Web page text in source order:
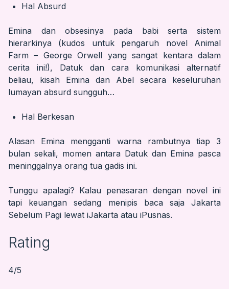
Hal Absurd
Emina dan obsesinya pada babi serta sistem
hierarkinya (kudos untuk pengaruh novel Animal
Farm – George Orwell yang sangat kentara dalam
cerita ini!), Datuk dan cara komunikasi alternatif
beliau, kisah Emina dan Abel secara keseluruhan
lumayan absurd sungguh…
Hal Berkesan
Alasan Emina mengganti warna rambutnya tiap 3
bulan sekali, momen antara Datuk dan Emina pasca
meninggalnya orang tua gadis ini.
Tunggu apalagi? Kalau penasaran dengan novel ini
tapi keuangan sedang menipis baca saja Jakarta
Sebelum Pagi lewat iJakarta atau iPusnas.
Rating
4/5